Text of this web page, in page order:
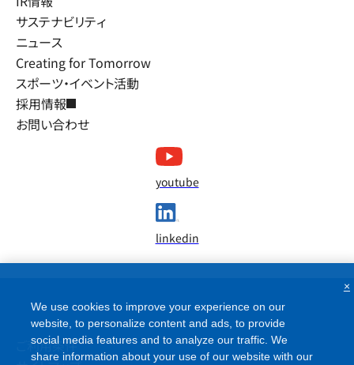
サステナビリティ
ニュース
Creating for Tomorrow
スポーツ・イベント活動
採用情報
お問い合わせ
youtube
linkedin
ご利用条件
We use cookies to improve your experience on our
website, to personalize content and ads, to provide
social media features and to analyze our traffic. We
share information about your use of our website with our
×